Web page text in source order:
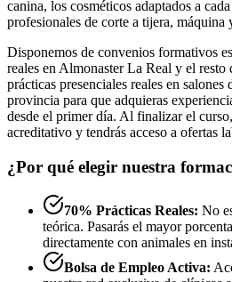
canina, los cosméticos adaptados a
profesionales de corte a tijera, máquina
Disponemos de convenios formativos
reales en Almonaster La Real y el resto
prácticas presenciales reales en salones
provincia para que adquieras
desde el primer día. Al finalizar el
acreditativo y tendrás acceso a ofertas
¿Por qué elegir nuestra
70% Prácticas Reales: No
teórica. Pasarás el mayor
directamente con animales en
Bolsa de Empleo Activa: